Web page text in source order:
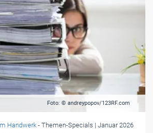
Foto: © andreypopov/123RF.com
Handwerk - Themen-Specials | Januar 2026